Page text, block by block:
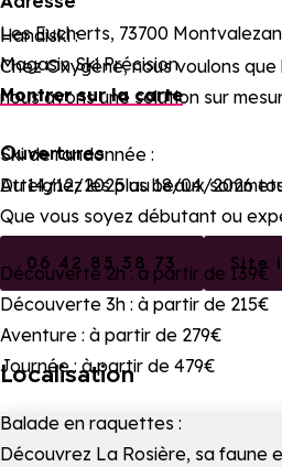
Handiski :
Chez Oxygène, nous voulons
nous avons une solution sur
Ski de randonnée :
Atteignez les plus beaux
Que vous soyez débutant ou
Découverte 2h : à partir de 139€
Découverte 3h : à partir de 215€
Aventure : à partir de 279€
Journée : à partir de 479€
Balade en raquettes :
Découvrez La Rosière, sa faune
Les Eucherts, 73700 Montvalezan
Magasin Ski Précision
Montrer sur la carte
Ouvertures
Du 14/12/2025 au 18/04/2026
06 42 85 58 73 Site
Localisation